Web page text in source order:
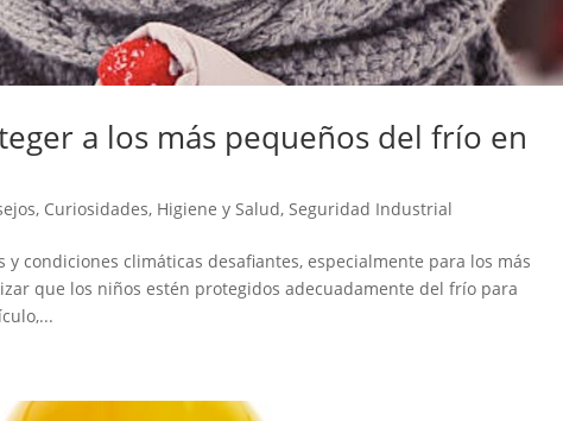
a los más pequeños del frío en
, Curiosidades, Higiene y Salud,Seguridad Industrial
condiciones climáticas desafiantes, especialmente para los más
que los niños estén protegidos adecuadamente del frío para